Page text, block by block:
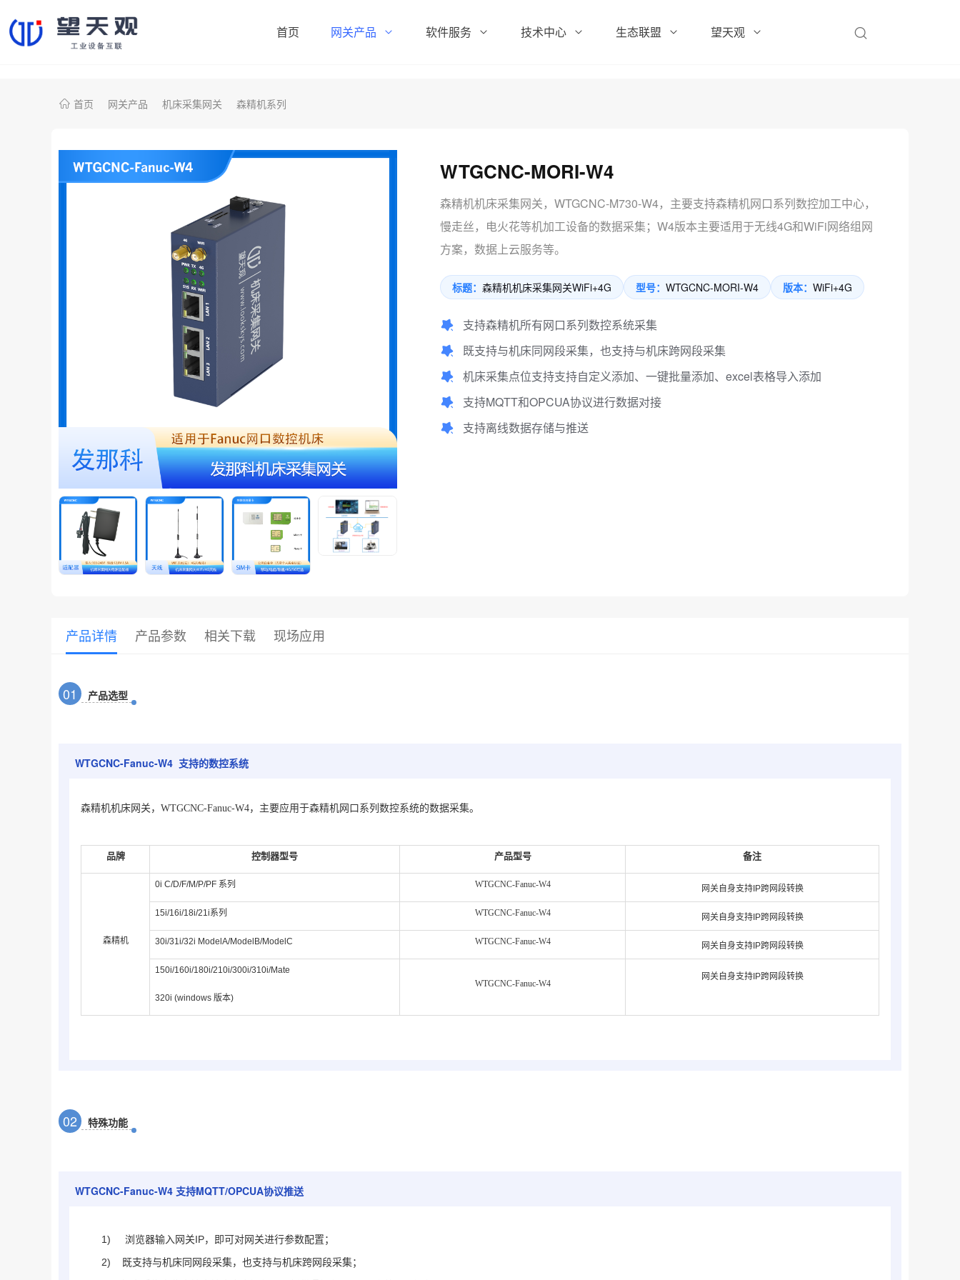
首页 网关产品
机床采集网关
软件服务 技术中心 生态联盟
鼎捷数智
望天观
首页 网关产品 机床采集网关 森精机系列
WTGCNC-MORI-W4
森精机机床采集网关，WTGCNC-M730-W4，主要支持森精机网口系列数控加工中心，
慢走丝，电火花等机加工设备的数据采集；W4版本主要适用于无线4G和WiFi网络组网
方案，数据上云服务等。
标题：森精机机床采集网关WiFi+4G 型号：WTGCNC-MORI-W4 版本：WiFi+4G
支持森精机所有网口系列数控系统采集
既支持与机床同网段采集，也支持与机床跨网段采集
机床采集点位支持支持自定义添加、一键批量添加、excel表格导入添加
支持MQTT和OPCUA协议进行数据对接
支持离线数据存储与推送
产品详情 产品参数 相关下载 现场应用
01 产品选型
WTGCNC-Fanuc-W4 支持的数控系统
森精机机床网关，WTGCNC-Fanuc-W4，主要应用于森精机网口系列数控系统的数据采集。
品牌 控制器型号 产品型号 备注
森精机
0i C/D/F/M/P/PF 系列 WTGCNC-Fanuc-W4 网关自身支持IP跨网段转换
15i/16i/18i/21i系列 WTGCNC-Fanuc-W4 网关自身支持IP跨网段转换
30i/31i/32i ModelA/Model B/ModelC WTGCNC-Fanuc-W4 网关自身支持IP跨网段转换
150i/160i/180i/210i/300i/310i/Mate
320i (windows 版本)
WTGCNC-Fanuc-W4
网关自身支持IP跨网段转换
02 特殊功能
WTGCNC-Fanuc-W4 支持MQTT/OPCUA协议推送
1)
浏览器输入网关IP，即可对网关进行参数配置；
2) 既支持与机床同网段采集，也支持与机床跨网段采集；